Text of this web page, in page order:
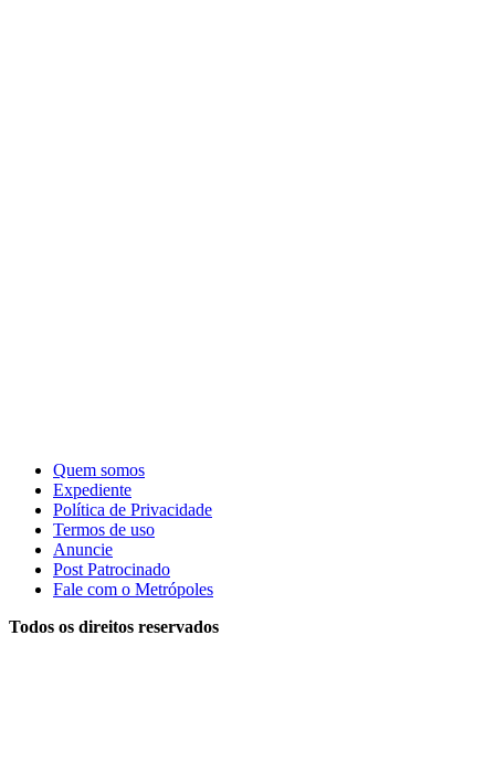
Quem somos
Expediente
Política de Privacidade
Termos de uso
Anuncie
Post Patrocinado
Fale com o Metrópoles
Todos os direitos reservados